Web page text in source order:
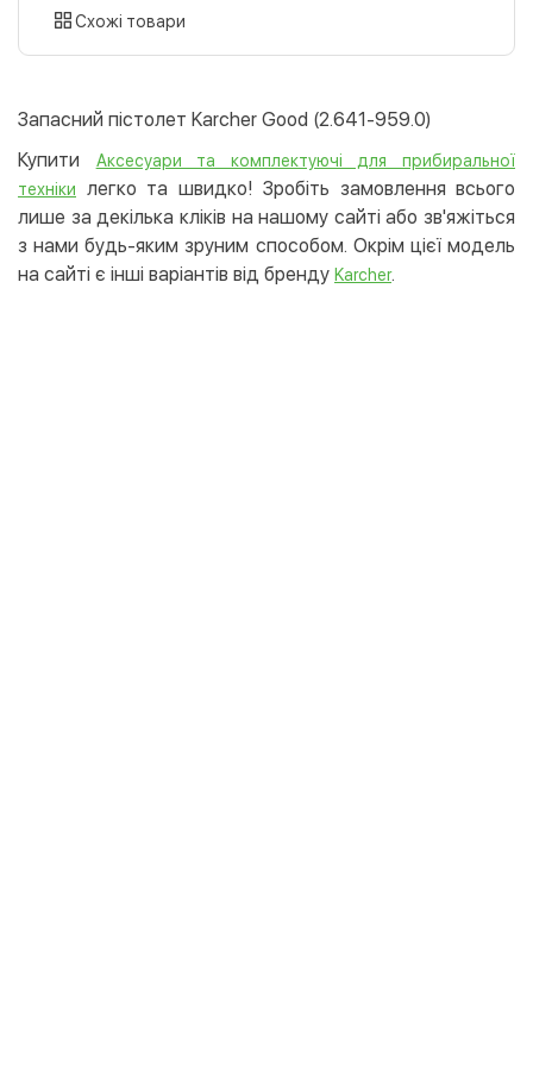
картою
Apple Pay
Google Pay
Безготівковий розрахунок
Оплата на карту юр.особи
Безкоштовно
Схожі товари
Запасний пістолет Karcher Good (2.641-959.0)
Купити
Аксесуари та комплектуючі для прибиральної
техніки
легко та швидко! Зробіть замовлення всього
лише за декілька кліків на нашому сайті або зв'яжіться
з нами будь-яким зруним способом. Окрім цієї модель
на сайті є інші варіантів від бренду Karcher.